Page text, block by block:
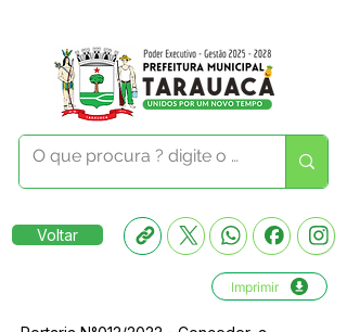
Voltar
Imprimir